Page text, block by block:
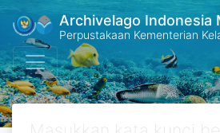
Archivelago Indonesia
Perpustakaan Kementerian